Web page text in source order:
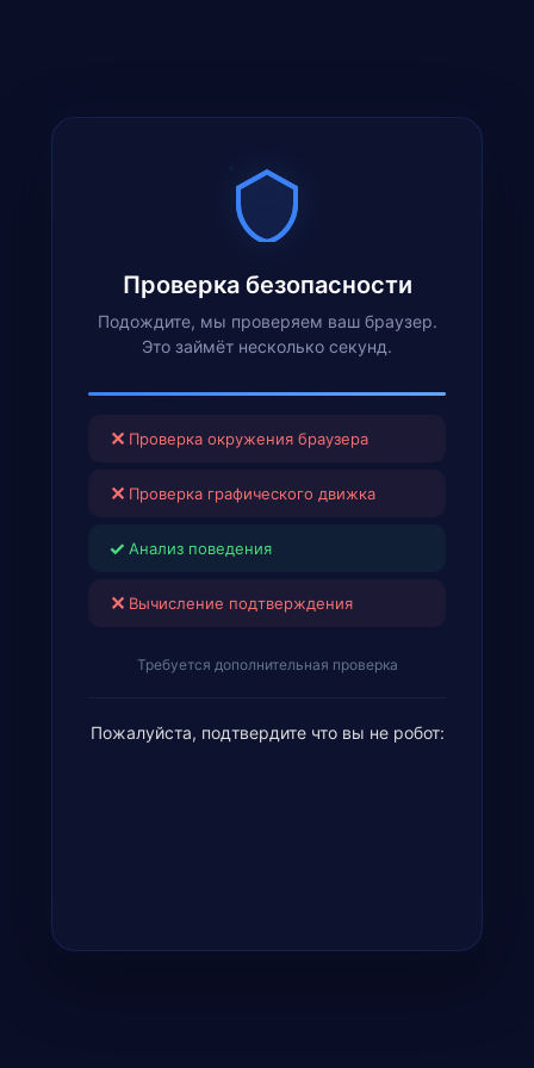
Проверка безопасности
Подождите, мы проверяем ваш браузер.
Это займёт несколько секунд.
✕ Проверка окружения браузера
✕ Проверка графического движка
✓ Анализ поведения
✕ Вычисление подтверждения
Требуется дополнительная проверка
Пожалуйста, подтвердите что вы не робот: